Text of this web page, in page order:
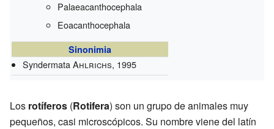
Palaeacanthocephala
Eoacanthocephala
Sinonimia
SyndermataAhlrichs, 1995
Los rotíferos (Rotifera) son un grupo de animales muy
pequeños, casi microscópicos. Su nombre viene del latín